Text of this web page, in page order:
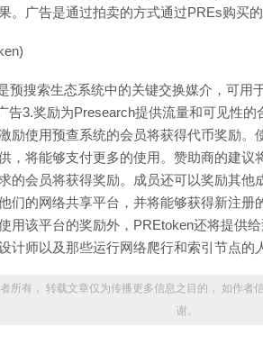
。广告是通过拍卖的方式通过PREs购买
预搜索生态系统中的关键交换媒介，可用
告3.奖励为Presearch提供流量和可见性
励使用预查系统的会员将获得代币奖励
，将能够支付更多的使用。赞助商的建
的会员将获得奖励。成员还可以奖励其
们的网络共享平台，并将能够获得新注
用该平台的奖励外，PREtoken还将提供
计师以及那些运行网络爬行和索引节点的
所有， 转载文章仅为传播更多信息之目的， 如作者
谢。